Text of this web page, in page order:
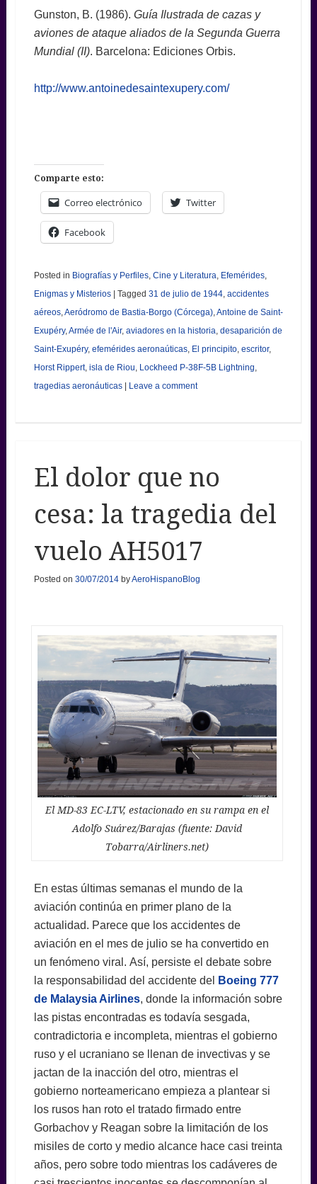
Gunston, B. (1986). Guía Ilustrada de cazas y
aviones de ataque aliados de la Segunda Guerra
Mundial (II). Barcelona: Ediciones Orbis.
http://www.antoinedesaintexupery.com/
Comparte esto:
Correo electrónico Twitter
Facebook
Posted in Biografías y Perfiles, Cine y Literatura, Efemérides,
Enigmas y Misterios
Tagged 31 de julio de 1944, accidentes
aéreos,Aeródromo de Bastia-Borgo (Córcega),Antoine de Saint-
Exupéry,Armée de l'Air, aviadores en la historia, desaparición de
Saint-Exupéry, efemérides aeronaúticas, El principito, escritor,
Horst Rippert, isla de Riou, Lockheed P-38F-5B Lightning,
tragedias aeronáuticas
Leave a comment
El dolor que no
cesa: la tragedia del
vuelo AH5017
Posted on 30/07/2014byAeroHispanoBlog
El MD-83 EC-LTV, estacionado en su rampa en el
Adolfo Suárez/Barajas (fuente: David
Tobarra/Airliners.net)
En estas últimas semanas el mundo de la
aviación continúa en primer plano de la
actualidad. Parece que los accidentes de
aviación en el mes de julio se ha convertido en
un fenómeno viral. Así, persiste el debate sobre
la responsabilidad del accidente del
Boeing 777
de Malaysia Airlines, donde la información sobre
las pistas encontradas es todavía sesgada,
contradictoria e incompleta, mientras el gobierno
ruso y el ucraniano se llenan de invectivas y se
jactan de la inacción del otro, mientras el
gobierno norteamericano empieza a plantear si
los rusos han roto el tratado firmado entre
Gorbachov y Reagan sobre la limitación de los
misiles de corto y medio alcance hace casi treinta
años, pero sobre todo mientras los cadáveres de